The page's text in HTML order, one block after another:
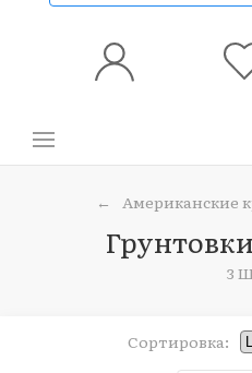
Американские
3
Сортировка: